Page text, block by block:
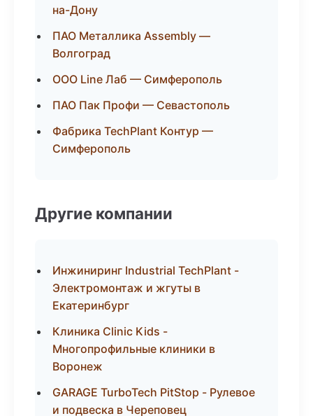
на-Дону
ПАО Металлика Assembly —
Волгоград
ООО Line Лаб — Симферополь
ПАО Пак Профи — Севастополь
Фабрика TechPlant Контур —
Симферополь
Другие компании
Инжиниринг Industrial TechPlant -
Электромонтаж и жгуты в
Екатеринбург
Клиника Clinic Kids -
Многопрофильные клиники в
Воронеж
GARAGE TurboTech PitStop - Рулевое
и подвеска в Череповец